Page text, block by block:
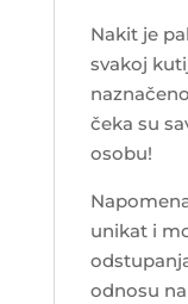
Nakit je
svakoj
čeka su
osobu!
unikat i
odnosu